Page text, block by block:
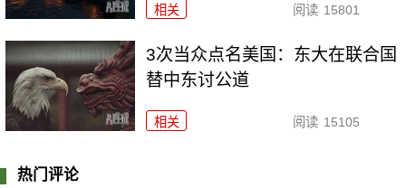
相关 阅读 15801
3次当众点名美国：东大在联合国
替中东讨公道
相关 阅读 15105
热门评论